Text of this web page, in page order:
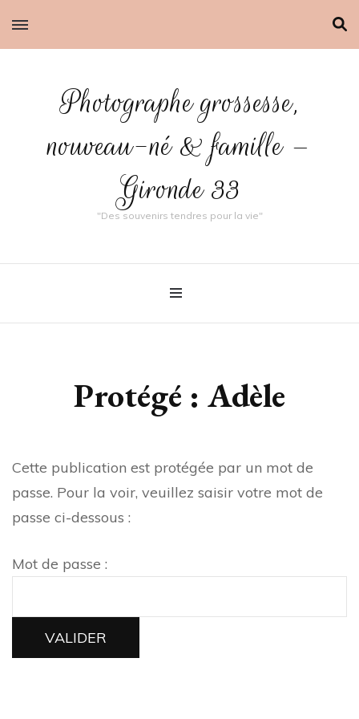
Photographe grossesse,
nouveau-né & famille –
Gironde 33
"Des souvenirs tendres pour la vie"
Protégé : Adèle
Cette publication est protégée par un mot de
passe. Pour la voir, veuillez saisir votre mot de
passe ci-dessous :
Mot de passe :